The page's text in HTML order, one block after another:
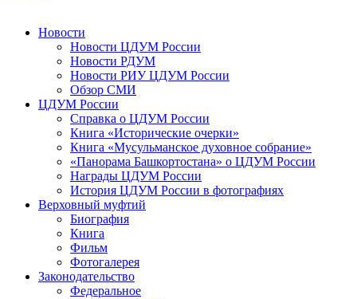
Новости
Новости ЦДУМ России
Новости РДУМ
Новости РИУ ЦДУМ России
Обзор СМИ
ЦДУМ России
Справка о ЦДУМ России
Книга «Исторические очерки»
Книга «Мусульманское духовное собрание»
«Панорама Башкортостана» о ЦДУМ России
Награды ЦДУМ России
История ЦДУМ России в фотографиях
Верховный муфтий
Биография
Книга
Фильм
Фотогалерея
Законодательство
Федеральное